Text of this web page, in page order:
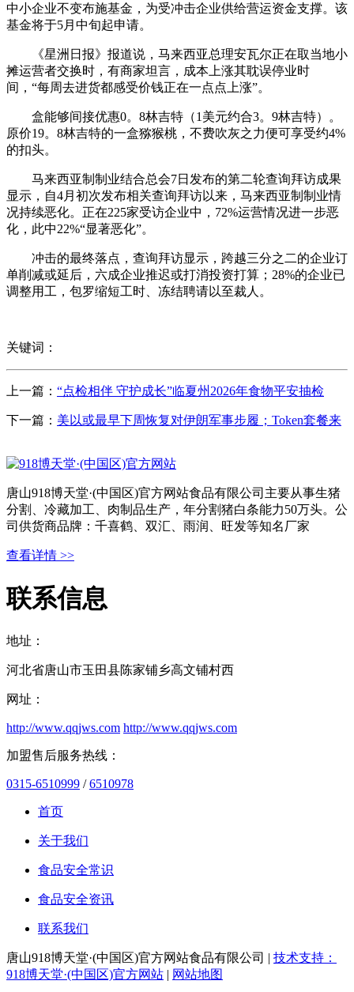
中小企业不变布施基金，为受冲击企业供给营运资金支撑。该
基金将于5月中旬起申请。
《星洲日报》报道说，马来西亚总理安瓦尔正在取当地小
摊运营者交换时，有商家坦言，成本上涨其耽误停业时
间，“每周去进货都感受价钱正在一点点上涨”。
盒能够间接优惠0。8林吉特（1美元约合3。9林吉特）。
原价19。8林吉特的一盒猕猴桃，不费吹灰之力便可享受约4%
的扣头。
马来西亚制制业结合总会7日发布的第二轮查询拜访成果
显示，自4月初次发布相关查询拜访以来，马来西亚制制业情
况持续恶化。正在225家受访企业中，72%运营情况进一步恶
化，此中22%“显著恶化”。
冲击的最终落点，查询拜访显示，跨越三分之二的企业订
单削减或延后，六成企业推迟或打消投资打算；28%的企业已
调整用工，包罗缩短工时、冻结聘请以至裁人。
关键词：
上一篇： “点检相伴 守护成长”临夏州2026年食物平安抽检
下一篇： 美以或最早下周恢复对伊朗军事步履；Token套餐来
唐山918博天堂·(中国区)官方网站食品有限公司主要从事生猪
分割、冷藏加工、肉制品生产，年分割猪白条能力50万头。公
司供货商品牌：千喜鹤、双汇、雨润、旺发等知名厂家
查看详情 >>
联系信息
地址：
河北省唐山市玉田县陈家铺乡高文铺村西
网址：
http://www.qqjws.com http://www.qqjws.com
加盟售后服务热线：
0315-6510999 /6510978
首页
关于我们
食品安全常识
食品安全资讯
联系我们
唐山918博天堂·(中国区)官方网站食品有限公司 | 技术支持：
918博天堂·(中国区)官方网站 | 网站地图